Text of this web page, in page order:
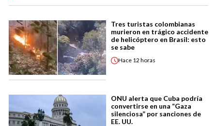
Tres turistas colombianas
murieron en trágico accidente
de helicóptero en Brasil: esto
se sabe
Hace 12 horas
ONU alerta que Cuba podría
convertirse en una “Gaza
silenciosa” por sanciones de
EE. UU.